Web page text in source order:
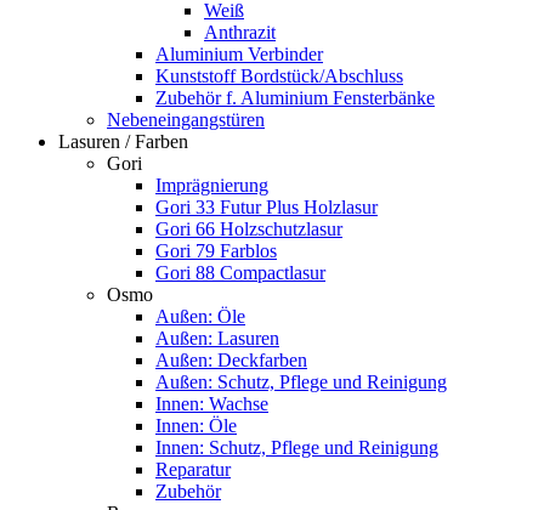
Weiß
Anthrazit
Aluminium Verbinder
Kunststoff Bordstück/Abschluss
Zubehör f. Aluminium Fensterbänke
Nebeneingangstüren
Lasuren / Farben
Gori
Imprägnierung
Gori 33 Futur Plus Holzlasur
Gori 66 Holzschutzlasur
Gori 79 Farblos
Gori 88 Compactlasur
Osmo
Außen: Öle
Außen: Lasuren
Außen: Deckfarben
Außen: Schutz, Pflege und Reinigung
Innen: Wachse
Innen: Öle
Innen: Schutz, Pflege und Reinigung
Reparatur
Zubehör